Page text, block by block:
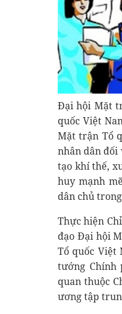
Đại hội Mặt
quốc Việt
Mặt trận Tổ
nhân dân đối
tạo khí thế,
huy mạnh
dân chủ
Thực hiện
đạo Đại hội
Tổ quốc Việt
tướng Chính
quan thuộc
ương tập